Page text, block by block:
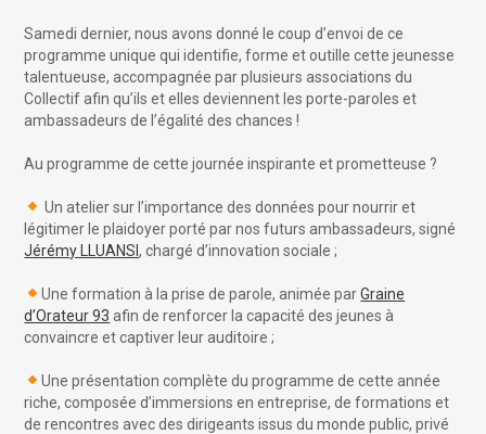
Samedi dernier, nous avons donné le coup d’envoi de ce
programme unique qui identifie, forme et outille cette jeunesse
talentueuse, accompagnée par plusieurs associations du
Collectif afin qu’ils et elles deviennent les porte-paroles et
ambassadeurs de l’égalité des chances !
Au programme de cette journée inspirante et prometteuse ?
Un atelier sur l’importance des données pour nourrir et
légitimer le plaidoyer porté par nos futurs ambassadeurs, signé
Jérémy LLUANSI, chargé d’innovation sociale ;
Une formation à la prise de parole, animée parGraine
d’Orateur 93 afin de renforcer la capacité des jeunes à
convaincre et captiver leur auditoire ;
Une présentation complète du programme de cette année
riche, composée d’immersions en entreprise, de formations et
de rencontres avec des dirigeants issus du monde public, privé